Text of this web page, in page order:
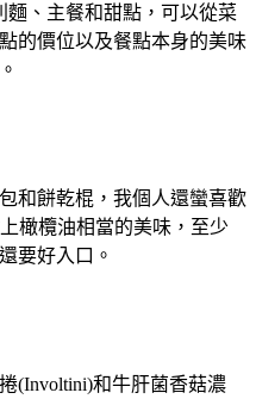
麵、主餐和甜點，可以從菜
的價位以及餐點本身的美味
和餅乾棍，我個人還蠻喜歡
橄欖油相當的美味，至少
要好入口。
(Involtini)和牛肝菌香菇濃